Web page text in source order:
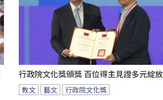
行政院文化獎頒獎 百位得主見證多元綻放
教文 藝文 行政院文化獎